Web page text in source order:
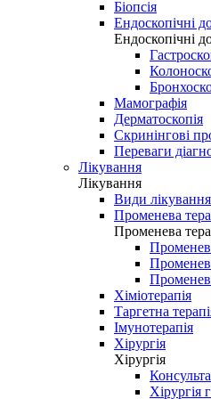
Біопсія
Ендоскопічні
Ендоскопічні
Мамографія
Дерматоскопія
Скринінгові
Переваги
Лікування
Лікування
Види лікування
Променева
Променева
Хіміотерапія
Таргетна
Імунотерапія
Хірургія
Хірургія
Хірургія